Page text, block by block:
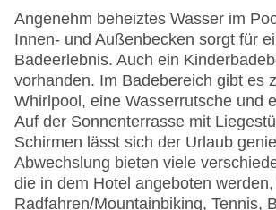
Angenehm beheiztes Wasser im
Innen- und Außenbecken sorgt für
Badeerlebnis. Auch ein
vorhanden. Im Badebereich gibt es
Whirlpool, eine Wasserrutsche und
Auf der Sonnenterrasse mit
Schirmen lässt sich der Urlaub
Abwechslung bieten viele
die in dem Hotel angeboten
Radfahren/Mountainbiking, Tennis,